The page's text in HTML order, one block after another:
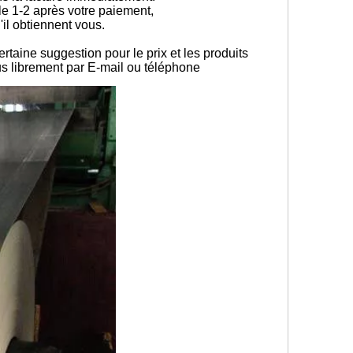
1-2 après votre paiement,
obtiennent vous.
suggestion pour le prix et les produits
librement par E-mail ou téléphone